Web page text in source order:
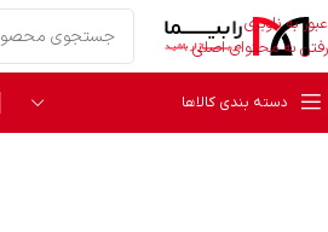
عبور به ناوبری
رفتن به محتوای اصلی
دسته بندی کالاها